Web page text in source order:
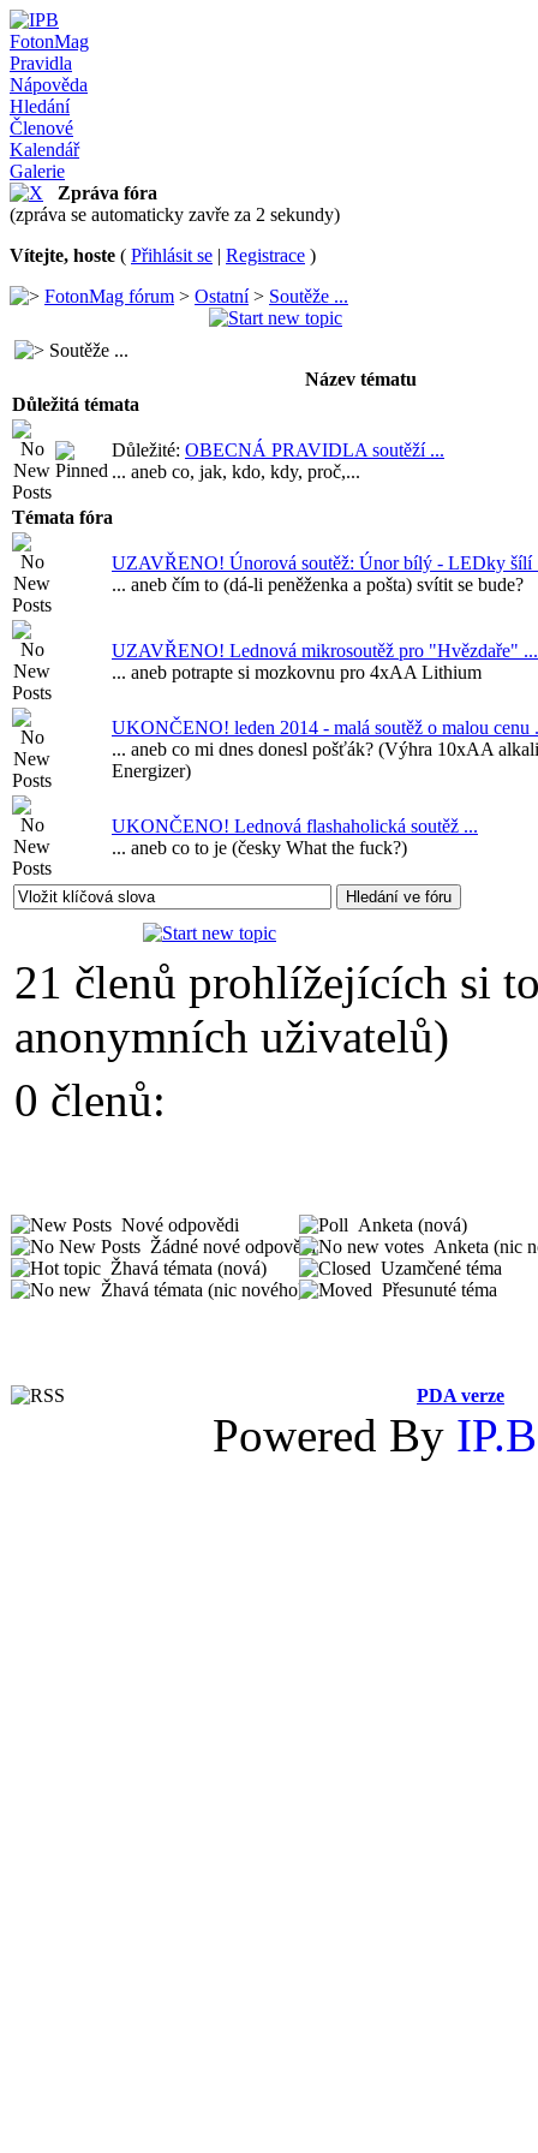
FotonMag
Pravidla
Nápověda
Hledání
Členové
Kalendář
Galerie
Zpráva fóra
(zpráva se automaticky zavře za 2 sekundy)
Vítejte, hoste ( Přihlásit se | Registrace )
FotonMag fórum > Ostatní> Soutěže ...
Soutěže ...
Název tématu
Důležitá témata
Důležité: OBECNÁ PRAVIDLA soutěží ...
... aneb co, jak, kdo, kdy, proč,...
Témata fóra
UZAVŘENO! Únorová soutěž: Únor bílý - LEDky šílí
... aneb čím to (dá-li peněženka a pošta) svítit se bude?
UZAVŘENO! Lednová mikrosoutěž pro "Hvězdaře" ...
... aneb potrapte si mozkovnu pro 4xAA Lithium
UKONČENO! leden 2014 - malá soutěž o malou cenu
... aneb co mi dnes donesl pošťák? (Výhra 10xAA
Energizer)
UKONČENO! Lednová flashaholická soutěž ...
... aneb co to je (česky What the fuck?)
21 členů prohlížejících si
anonymních uživatelů)
0 členů:
Nové odpovědi
Žádné nové odpovědi
Žhavá témata (nová)
Žhavá témata (nic nového)
Anketa (nová)
Anketa (nic
Uzamčené téma
Přesunuté téma
PDA verze
Powered By